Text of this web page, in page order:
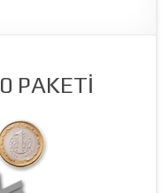
PAKETİ